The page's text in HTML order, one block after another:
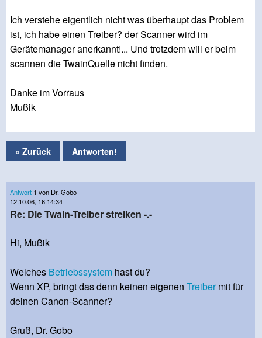
Ich verstehe eigentlich nicht was überhaupt das Problem
ist, ich habe einen Treiber? der Scanner wird im
Gerätemanager anerkannt!... Und trotzdem will er beim
scannen die TwainQuelle nicht finden.
Danke im Vorraus
Mußik
« Zurück Antworten!
Antwort 1 von Dr. Gobo
12.10.06, 16:14:34
Re: Die Twain-Treiber streiken -.-
Hi, Mußik
Welches Betriebssystem hast du?
Wenn XP, bringt das denn keinen eigenen Treiber mit für
deinen Canon-Scanner?
Gruß, Dr. Gobo